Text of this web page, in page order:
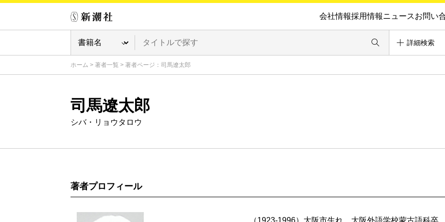
会社情報採用情報ニュースお問い
詳細検索
ホーム > 著者一覧 > 著者ページ：司馬遼太郎
司馬遼太郎
シバ・リョウタロウ
著者プロフィール
（1923-1996）大阪市生れ。大阪外語学校蒙古語科